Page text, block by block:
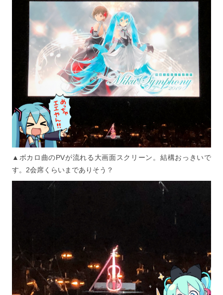
▲ボカロ曲のPVが流れる大画面スクリーン。結構おっきいで
す。2会席くらいまでありそう？